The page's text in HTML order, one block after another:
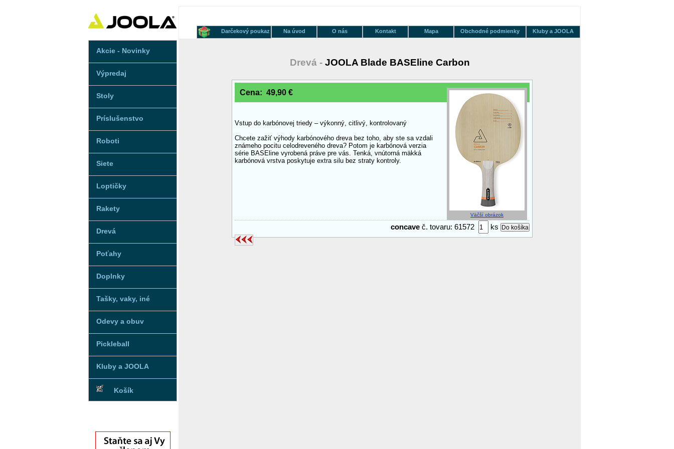
Akcie - Novinky
Výpredaj
Stoly
Príslušenstvo
Roboti
Siete
Loptičky
Rakety
Drevá
Poťahy
Doplnky
Tašky, vaky, iné
Odevy a obuv
Pickleball
Kluby a JOOLA
Košík
Kluby a JOOLA
Obchodné podmienky
Mapa
Kontakt
O nás
Na úvod
Darčekový poukaz
Drevá - JOOLA Blade BASEline Carbon
Väčší obrázok
Cena: 49,90 €
Vstup do karbónovej triedy – výkonný, citlivý, kontrolovaný
Chcete zažiť výhody karbónového dreva bez toho, aby ste sa vzdali
známeho pocitu celodreveného dreva? Potom je karbónová verzia
série BASEline vyrobená práve pre vás. Tenká, vnútorná mäkká
karbónová vrstva poskytuje extra silu bez straty kontroly.
concave č. tovaru: 61572 ks